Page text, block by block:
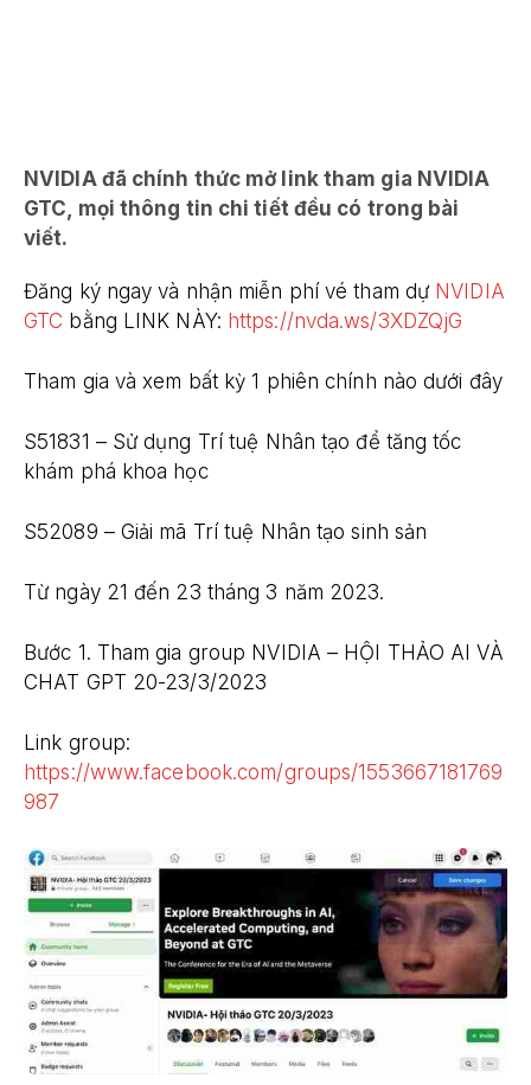
NVIDIA đã chính thức mở link tham gia NVIDIA
GTC, mọi thông tin chi tiết đều có trong bài
viết.
Đăng ký ngay và nhận miễn phí vé tham dự NVIDIA
GTC bằng LINK NÀY: https://nvda.ws/3XDZQjG
Tham gia và xem bất kỳ 1 phiên chính nào dưới đây
S51831 – Sử dụng Trí tuệ Nhân tạo để tăng tốc
khám phá khoa học
S52089 – Giải mã Trí tuệ Nhân tạo sinh sản
Từ ngày 21 đến 23 tháng 3 năm 2023.
Bước 1. Tham gia group NVIDIA – HỘI THẢO AI VÀ
CHAT GPT 20-23/3/2023
Link group:
https://www.facebook.com/groups/1553667181769
987